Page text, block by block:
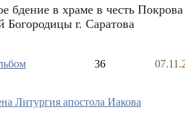
бдение в храме в честь Покрова
Богородицы г. Саратова
36